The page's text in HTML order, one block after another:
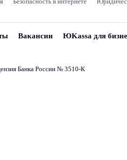
Вакансии ЮKassa для
Банка России № 3510‑К